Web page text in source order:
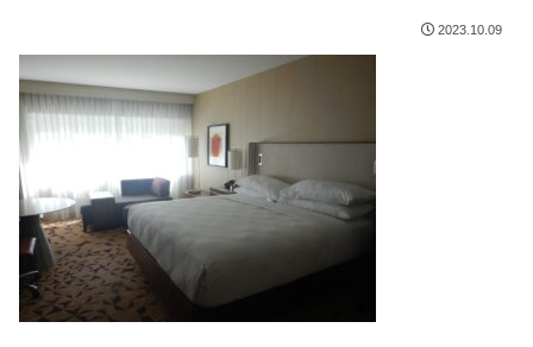
2023.10.09